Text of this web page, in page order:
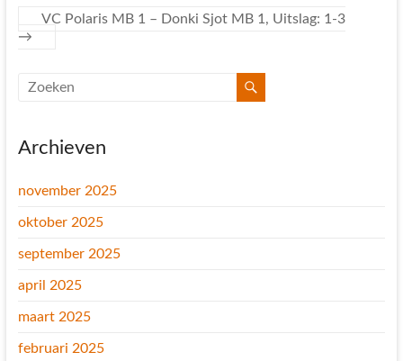
VC Polaris MB 1 – Donki Sjot MB 1, Uitslag: 1-3
→
Archieven
november 2025
oktober 2025
september 2025
april 2025
maart 2025
februari 2025